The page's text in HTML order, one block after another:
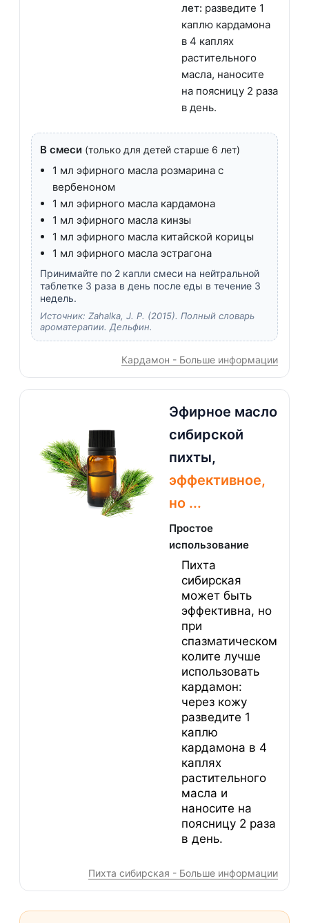
лет: разведите 1
каплю кардамона
в 4 каплях
растительного
масла, наносите
на поясницу 2 раза
в день.
В смеси (только для детей старше 6 лет)
1 мл эфирного масла розмарина с
вербеноном
1 мл эфирного масла кардамона
1 мл эфирного масла кинзы
1 мл эфирного масла китайской корицы
1 мл эфирного масла эстрагона
Принимайте по 2 капли смеси на нейтральной
таблетке 3 раза в день после еды в течение 3
недель.
Источник: Zahalka, J. P. (2015). Полный словарь
ароматерапии. Дельфин.
Кардамон - Больше информации
Эфирное масло
сибирской
пихты,
эффективное,
но ...
Простое
использование
Пихта
сибирская
может быть
эффективна, но
при
спазматическом
колите лучше
использовать
кардамон:
через кожу
разведите 1
каплю
кардамона в 4
каплях
растительного
масла и
наносите на
поясницу 2 раза
в день.
Пихта сибирская - Больше информации